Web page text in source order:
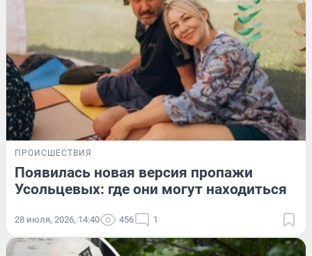
ПРОИСШЕСТВИЯ
Появилась новая версия пропажи
Усольцевых: где они могут находиться
28 июля, 2026, 14:40 456 1